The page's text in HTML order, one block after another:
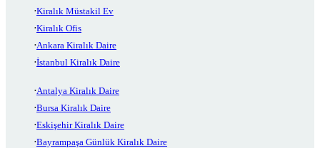
Kiralık Müstakil Ev
Kiralık Ofis
Ankara Kiralık Daire
İstanbul Kiralık Daire
Antalya Kiralık Daire
Bursa Kiralık Daire
Eskişehir Kiralık Daire
Bayrampaşa Günlük Kiralık Daire